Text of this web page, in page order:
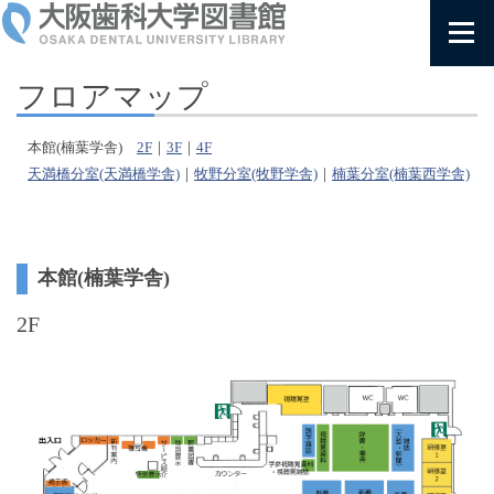
フロアマップ
本館(楠葉学舎) 2F ｜ 3F ｜ 4F
天満橋分室(天満橋学舎) ｜ 牧野分室(牧野学舎) ｜ 楠葉分室(楠葉西学舎)
本館(楠葉学舎)
2F